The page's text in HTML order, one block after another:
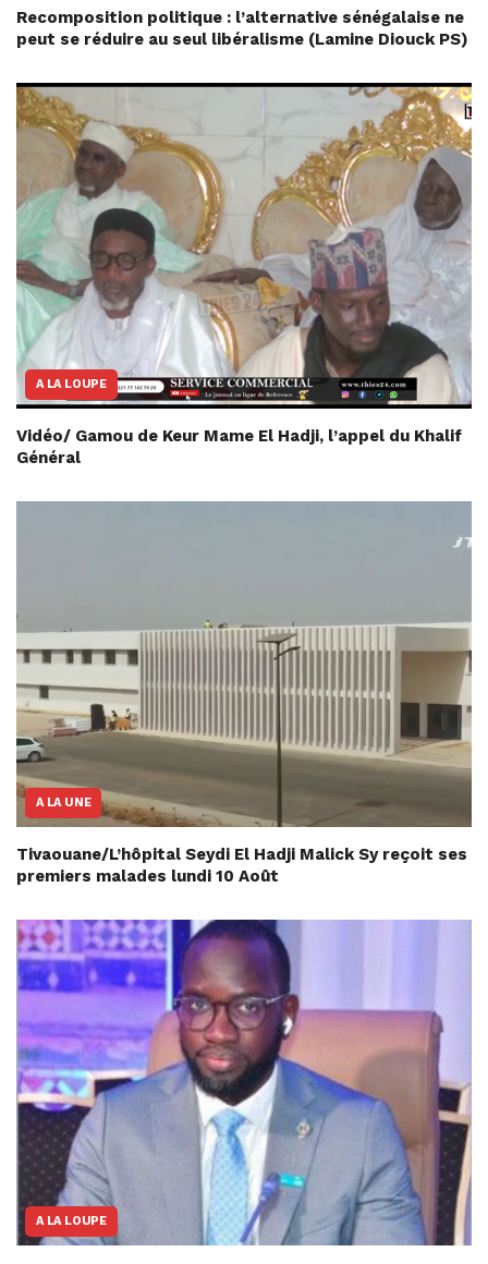
Recomposition politique : l’alternative sénégalaise ne
peut se réduire au seul libéralisme (Lamine Diouck PS)
A LA LOUPE
Vidéo/ Gamou de Keur Mame El Hadji, l’appel du Khalif
Général
A LA UNE
Tivaouane/L’hôpital Seydi El Hadji Malick Sy reçoit ses
premiers malades lundi 10 Août
A LA LOUPE